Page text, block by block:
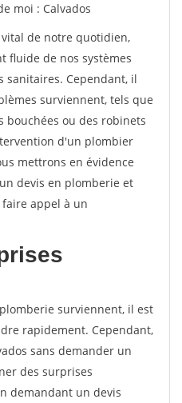
moi : Calvados
de notre quotidien,
fluide de nos systèmes
sanitaires. Cependant, il
surviennent, tels que
bouchées ou des robinets
d'un plombier
mettrons en évidence
devis en plomberie et
appel à un
surviennent, il est
rapidement. Cependant,
sans demander un
des surprises
demandant un devis